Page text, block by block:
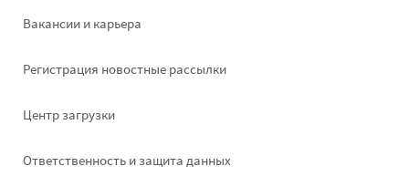
Вакансии и карьера
Pегистрация новостные рассылки
Footer
Центр загрузки
Ответственность и защита данных